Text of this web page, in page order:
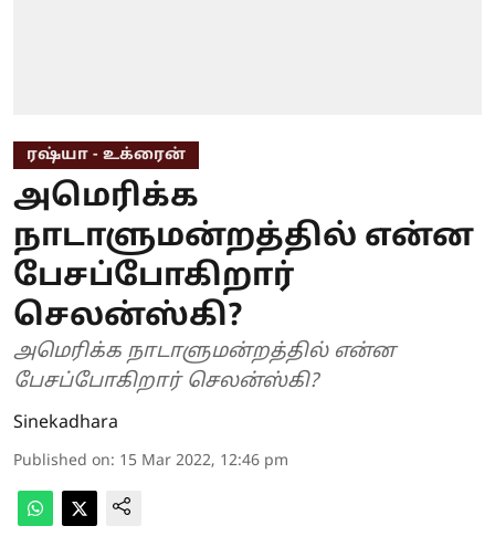
ரஷ்யா - உக்ரைன்
அமெரிக்க
நாடாளுமன்றத்தில் என்ன
பேசப்போகிறார்
செலன்ஸ்கி?
அமெரிக்க நாடாளுமன்றத்தில் என்ன
பேசப்போகிறார் செலன்ஸ்கி?
Sinekadhara
Published on: 15 Mar 2022, 12:46 pm